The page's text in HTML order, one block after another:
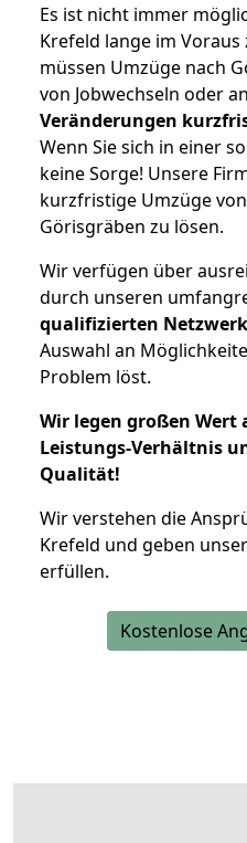
Es ist nicht immer
Krefeld lange im
müssen Umzüge nach
von Jobwechseln oder
Veränderungen
Wenn Sie sich in einer
keine Sorge! Unsere
kurzfristige Umzüge
Görisgräben zu lösen.
Wir verfügen über
durch unseren
qualifizierten Netzwerk
Auswahl an
Problem löst.
Wir legen großen Wert
Leistungs-Verhältnis
Qualität!
Wir verstehen die
Krefeld und geben
erfüllen.
Kostenlose